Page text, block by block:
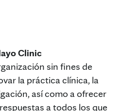
Clinic
sin fines de
la práctica clínica, la
así como a ofrecer
a todos los que